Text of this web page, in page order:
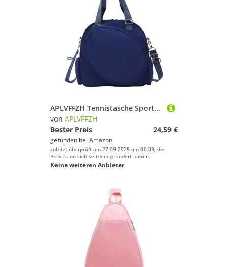
APLVFFZH Tennistasche Sporttasche Badmintontasche Pickleball Tasche Rucksacktasche mit Großem Hauptfach für Ausrüstung für Diverse Schlägersportarten Und Reise, Blau
von APLVFFZH
Bester Preis
24,59 €
gefunden bei Amazon
zuletzt überprüft am 27.09.2025 um 00:03; der
Preis kann sich seitdem geändert haben.
Keine weiteren Anbieter